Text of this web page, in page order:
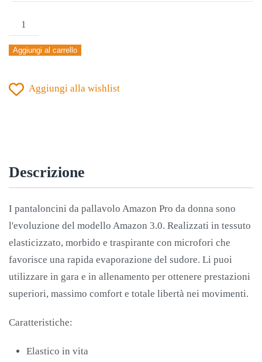
PANTALONCINO
DONNA
ERREA'
PRO
Aggiungi al carrello
Aggiungi alla wishlist
Descrizione
I pantaloncini da pallavolo Amazon Pro da donna sono
l'evoluzione del modello Amazon 3.0. Realizzati in tessuto
elasticizzato, morbido e traspirante con microfori che
favorisce una rapida evaporazione del sudore. Li puoi
utilizzare in gara e in allenamento per ottenere prestazioni
superiori, massimo comfort e totale libertà nei movimenti.
Caratteristiche:
Elastico in vita